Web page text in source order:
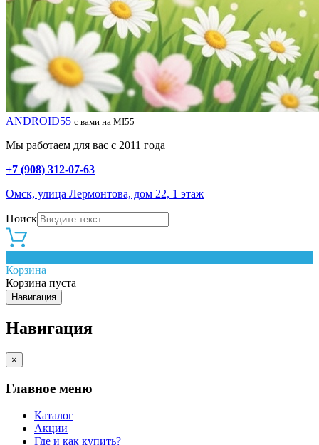
ANDROID55 с вами на MI55
Мы работаем для вас с 2011 года
+7 (908) 312-07-63
Омск, улица Лермонтова, дом 22, 1 этаж
Поиск
Корзина
Корзина пуста
Навигация
Навигация
×
Главное меню
Каталог
Акции
Где и как купить?